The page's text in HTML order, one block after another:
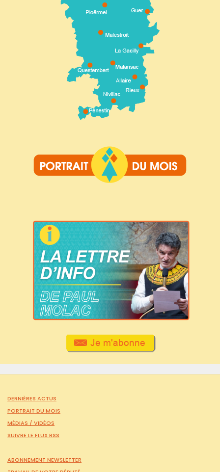
DERNIÈRES ACTUS
PORTRAIT DU MOIS
MÉDIAS / VIDÉOS
SUIVRE LE FLUX RSS
ABONNEMENT NEWSLETTER